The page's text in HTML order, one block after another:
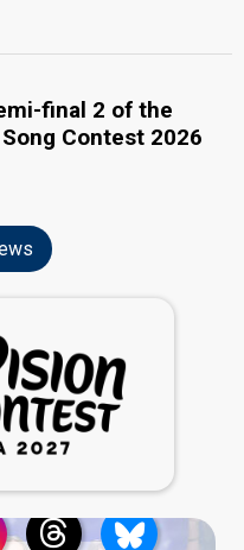
final 2 of the
Contest 2026